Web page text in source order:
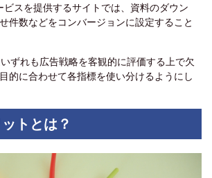
スを提供するサイトでは、資料のダウン
件数などをコンバージョンに設定すること
いずれも広告戦略を客観的に評価する上で欠
的に合わせて各指標を使い分けるようにし
トとは？